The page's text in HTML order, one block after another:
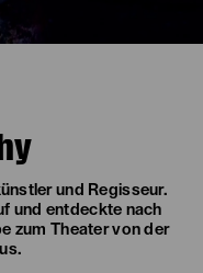
und Regisseur.
und entdeckte nach
zum Theater von der